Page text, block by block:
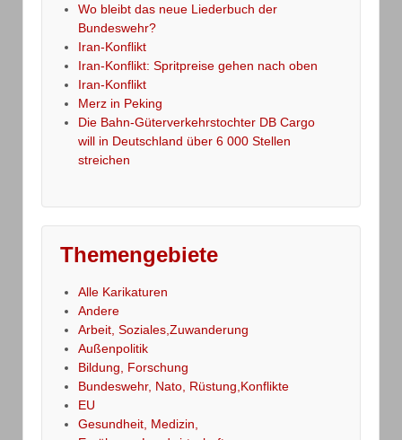
Wo bleibt das neue Liederbuch der
Bundeswehr?
Iran-Konflikt
Iran-Konflikt: Spritpreise gehen nach oben
Iran-Konflikt
Merz in Peking
Die Bahn-Güterverkehrstochter DB Cargo
will in Deutschland über 6 000 Stellen
streichen
Themengebiete
Alle Karikaturen
Andere
Arbeit, Soziales,Zuwanderung
Außenpolitik
Bildung, Forschung
Bundeswehr, Nato, Rüstung,Konflikte
EU
Gesundheit, Medizin,